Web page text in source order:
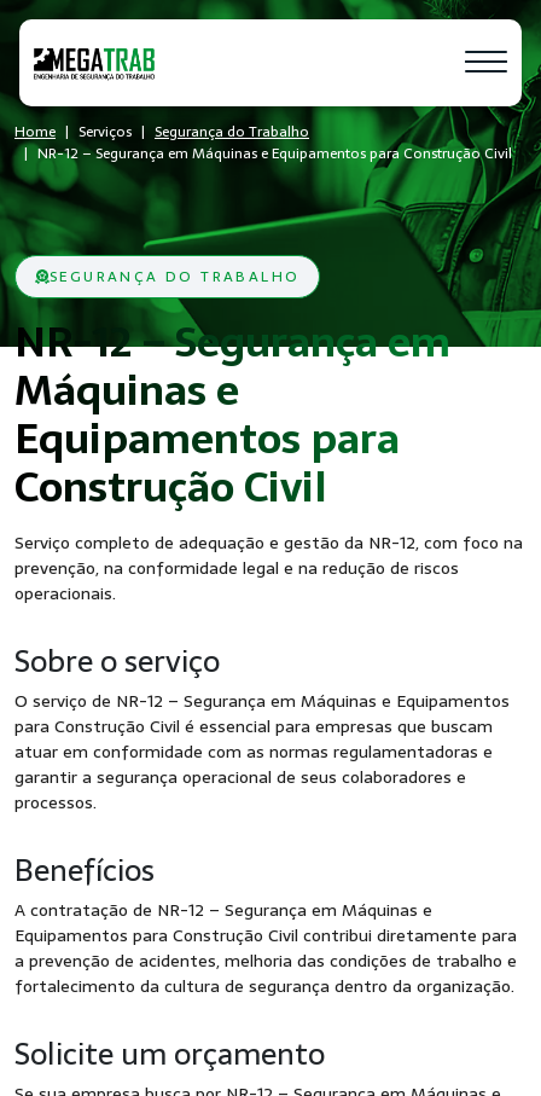
Home Serviços
Segurança do Trabalho
NR-12 – Segurança em Máquinas e Equipamentos para Construção Civil
SEGURANÇA DO TRABALHO
NR-12 – Segurança em
Máquinas e
Equipamentos para
Construção Civil
Serviço completo de adequação e gestão da NR-12, com foco na
prevenção, na conformidade legal e na redução de riscos
operacionais.
Sobre o serviço
O serviço de NR-12 – Segurança em Máquinas e Equipamentos
para Construção Civil é essencial para empresas que buscam
atuar em conformidade com as normas regulamentadoras e
garantir a segurança operacional de seus colaboradores e
processos.
Benefícios
A contratação de NR-12 – Segurança em Máquinas e
Equipamentos para Construção Civil contribui diretamente para
a prevenção de acidentes, melhoria das condições de trabalho e
fortalecimento da cultura de segurança dentro da organização.
Solicite um orçamento